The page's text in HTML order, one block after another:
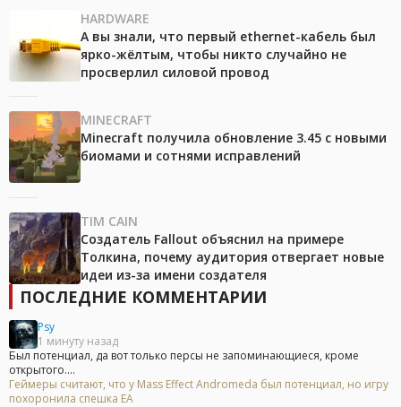
HARDWARE
А вы знали, что первый ethernet-кабель был
ярко-жёлтым, чтобы никто случайно не
просверлил силовой провод
MINECRAFT
Minecraft получила обновление 3.45 с новыми
биомами и сотнями исправлений
TIM CAIN
Создатель Fallout объяснил на примере
Толкина, почему аудитория отвергает новые
идеи из-за имени создателя
ПОСЛЕДНИЕ КОММЕНТАРИИ
Psy
1 минуту назад
Был потенциал, да вот только персы не запоминающиеся, кроме
открытого....
Геймеры считают, что у Mass Effect Andromeda был потенциал, но игру
похоронила спешка EA